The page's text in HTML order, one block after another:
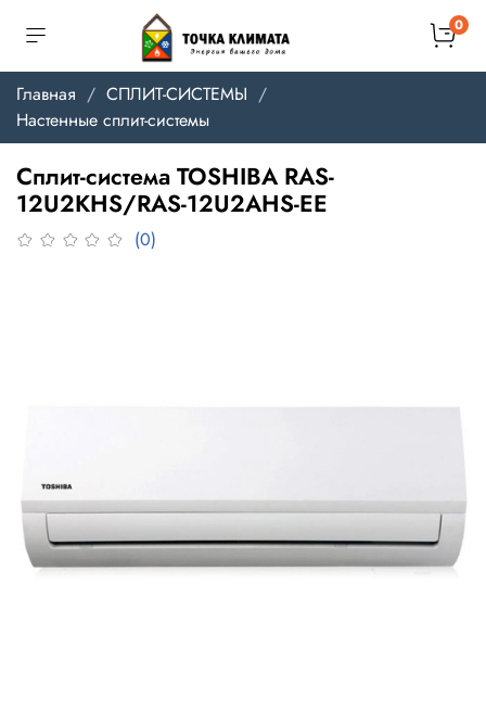
0
Главная
СПЛИТ-СИСТЕМЫ
Настенные сплит-системы
Сплит-система TOSHIBA RAS-
12U2KHS/RAS-12U2AHS-EE
(0)